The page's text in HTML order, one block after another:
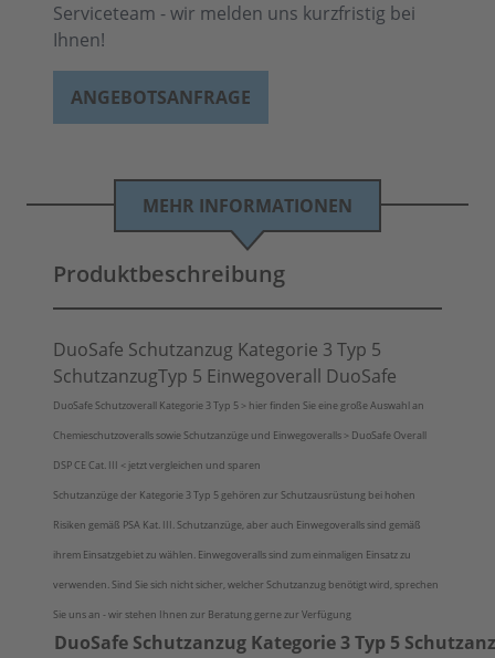
Serviceteam - wir melden uns kurzfristig bei
Ihnen!
ANGEBOTSANFRAGE
MEHR INFORMATIONEN
Produktbeschreibung
DuoSafe Schutzanzug Kategorie 3 Typ 5
SchutzanzugTyp 5 Einwegoverall DuoSafe
DuoSafe Schutzoverall Kategorie 3 Typ 5 > hier finden Sie eine große Auswahl an
Chemieschutzoveralls sowie Schutzanzüge und Einwegoveralls > DuoSafe Overall
DSP CE Cat. III < jetzt vergleichen und sparen
Schutzanzüge der Kategorie 3 Typ 5 gehören zur Schutzausrüstung bei hohen
Risiken gemäß PSA Kat. III. Schutzanzüge, aber auch Einwegoveralls sind gemäß
ihrem Einsatzgebiet zu wählen. Einwegoveralls sind zum einmaligen Einsatz zu
verwenden. Sind Sie sich nicht sicher, welcher Schutzanzug benötigt wird, sprechen
Sie uns an - wir stehen Ihnen zur Beratung gerne zur Verfügung
DuoSafe Schutzanzug Kategorie 3 Typ 5